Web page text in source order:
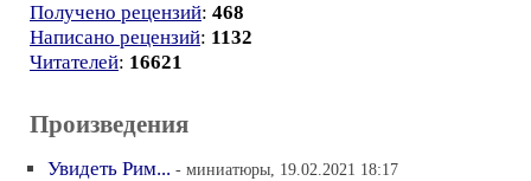
Получено рецензий: 468
Написано рецензий: 1132
Читателей: 16621
Произведения
Увидеть Рим... - миниатюры, 19.02.2021 18:17